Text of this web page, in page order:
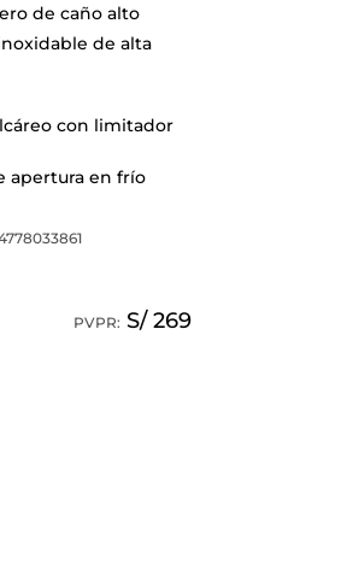
de caño alto
de alta
con limitador
apertura en frío
PVPR: S/ 269